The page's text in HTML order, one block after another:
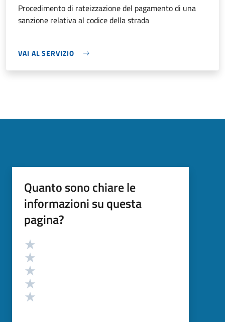
Procedimento di rateizzazione del pagamento di una
sanzione relativa al codice della strada
VAI AL SERVIZIO
Quanto sono chiare le
informazioni su questa
pagina?
Valutazione